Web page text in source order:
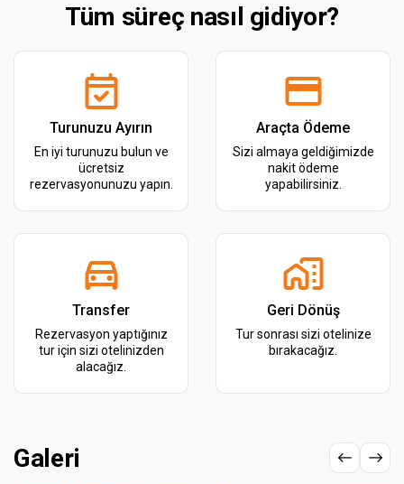
Tüm süreç nasıl gidiyor?
Turunuzu Ayırın
En iyi turunuzu bulun ve
ücretsiz
rezervasyonunuzu yapın.
Araçta Ödeme
Sizi almaya geldiğimizde
nakit ödeme
yapabilirsiniz.
Transfer
Rezervasyon yaptığınız
tur için sizi otelinizden
alacağız.
Geri Dönüş
Tur sonrası sizi otelinize
bırakacağız.
Galeri